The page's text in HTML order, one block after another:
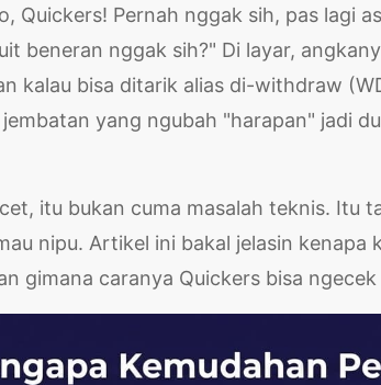
Quickers! Pernah nggak sih, pas lagi
beneran nggak sih?" Di layar,
kalau bisa ditarik alias di-withdraw
yang ngubah "harapan" jadi
itu bukan cuma masalah teknis. Itu
nipu. Artikel ini bakal jelasin kenapa
gimana caranya Quickers bisa ngecek